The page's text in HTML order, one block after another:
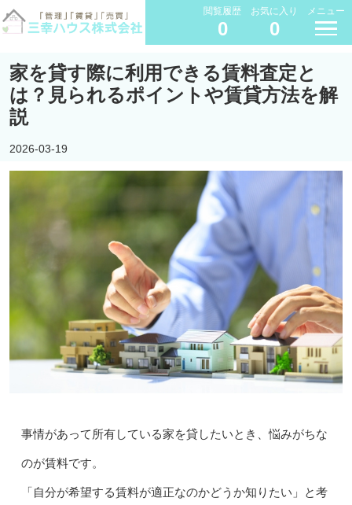
閲覧履歴
0
お気に入り
0
メニュー
家を貸す際に利用できる賃料査定と
は？見られるポイントや賃貸方法を解
説
2026-03-19
事情があって所有している家を貸したいとき、悩みがちな
のが賃料です。
「自分が希望する賃料が適正なのかどうか知りたい」と考